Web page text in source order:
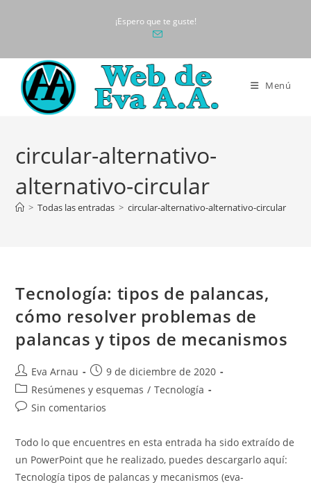
¡Espero que te guste!
Menú
circular-alternativo-
alternativo-circular
> Todas las entradas > circular-alternativo-alternativo-circular
Tecnología: tipos de palancas,
cómo resolver problemas de
palancas y tipos de mecanismos
Autor
de
la
entrada:
Eva Arnau
Publicación
de
la
entrada:
9 de diciembre de 2020
Categoría
de
Resúmenes y esquemas / Tecnología
Comentarios
la
entrada:
Sin comentarios
Todo lo que encuentres en esta entrada ha sido extraído de
un PowerPoint que he realizado, puedes descargarlo aquí:
Tecnología tipos de palancas y mecanismos (eva-